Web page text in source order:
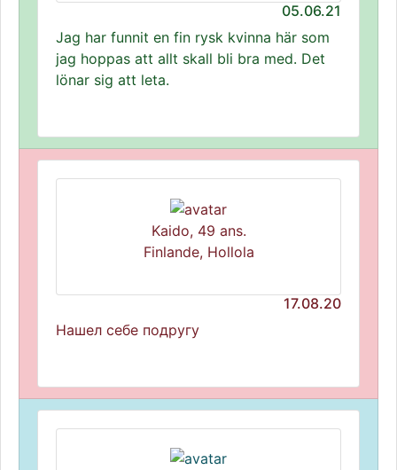
05.06.21
Jag har funnit en fin rysk kvinna här som
jag hoppas att allt skall bli bra med. Det
lönar sig att leta.
Kaido, 49 ans.
Finlande, Hollola
17.08.20
Нашел себе подругу